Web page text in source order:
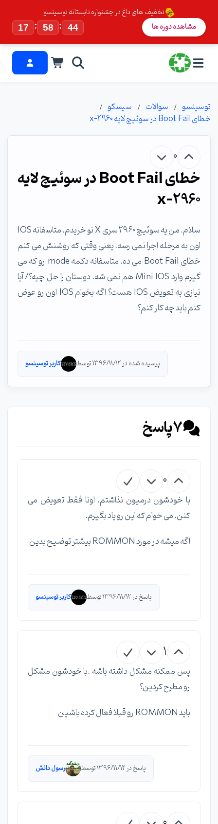
تخفیف های داغ در جشنواره تابستانه توسینسو
17
: 58 : 43 مشاهده دوره ها
توسینسو سوالات
سیسکو
خطای Boot Fail در سوئیچ لایه 2960-x
0
خطای Boot Fail در سوئیچ لایه
2960-x
سلام. من یه سوئیچ 2960 سری X نو خریدم. متاسفانه IOS
اون به مرحله اجرا نمی رسه. یعنی وقتی که روشنش می کنم
خطای Boot Fail می ده. متاسفانه دکمه mode رو که می
گیرم وارد Mini IOS هم نمی شه. دوستان را حل چیه؟/ آیا
نیازی به تعویض IOS هست؟ اگه بخوام IOS اون رو عوض
کنم باید چه کار کنم؟
پرسیده شده در 1396/11/12 توسط کاربر توسینسو
7پاسخ
0
با خودشون درمیون نذاشتم. اونا فقط تعویض می
کنن. می خوام که این رو یاد بگیرم.
اگه میشه در مورد ROMMON بیشتر توضیح بدین
پاسخ در 1396/11/12 توسط کاربر توسینسو
1
پس ممکنه مشکل داشته باشه .با خودشون مشکل
رو مطرح کردین؟
باید ROMMON رو قبلا فعال کرده باشین
پاسخ در 1396/11/12 توسط رسول دانش